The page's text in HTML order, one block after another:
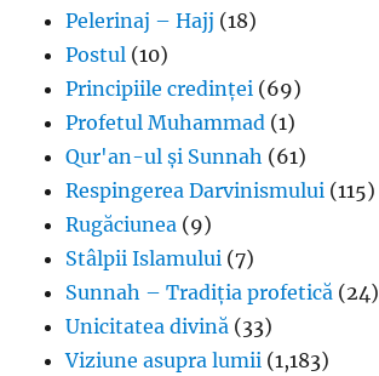
Pelerinaj – Hajj (18)
Postul (10)
Principiile credinței (69)
Profetul Muhammad (1)
Qur'an-ul și Sunnah (61)
Respingerea Darvinismului (115)
Rugăciunea (9)
Stâlpii Islamului (7)
Sunnah – Tradiția profetică (24)
Unicitatea divină (33)
Viziune asupra lumii (1,183)